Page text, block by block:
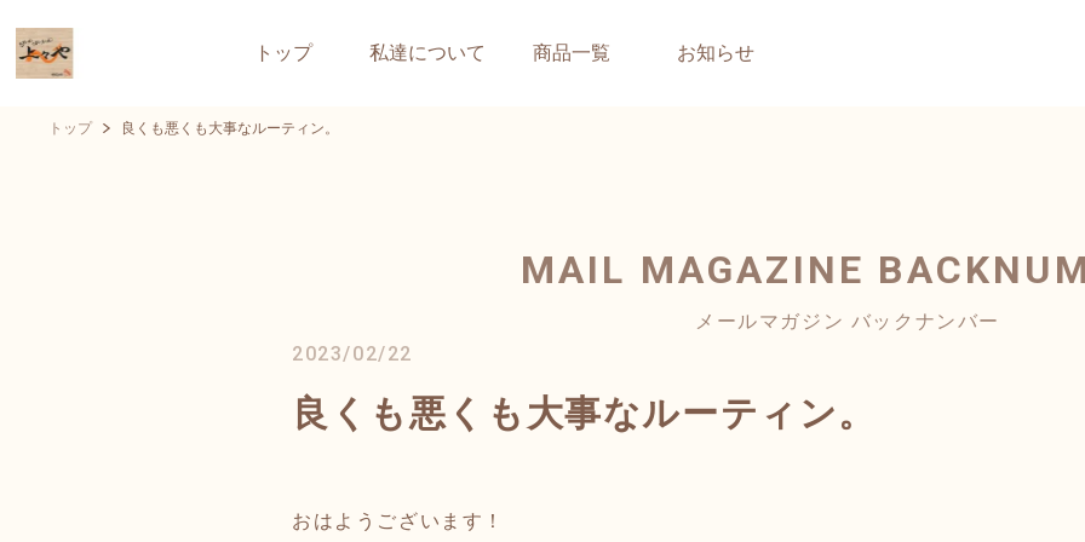
トップ 私達について 商品一覧 お知らせ
トップ 良くも悪くも大事なルーティン。
MAIL MAGAZINE
メールマガジン バックナンバー
2023/02/22
良くも悪くも大事なルーティン。
おはようございます！